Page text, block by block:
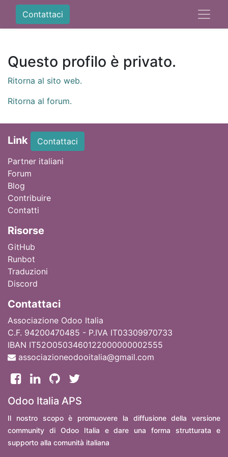
Contattaci
Questo profilo è privato.
Ritorna al sito web.
Ritorna al forum.
Link
Contattaci
Partner italiani
Forum
Blog
Contribuire
Contatti
Risorse
GitHub
Runbot
Traduzioni
Discord
Contattaci
Associazione Odoo Italia
C.F. 94200470485 - P.IVA IT03309970733
IBAN IT52O0503460122000000002555
associazioneodooitalia@gmail.com
Odoo Italia APS
Il nostro scopo è promuovere la diffusione della versione
community di Odoo Italia e dare una forma strutturata e
supporto alla comunità italiana